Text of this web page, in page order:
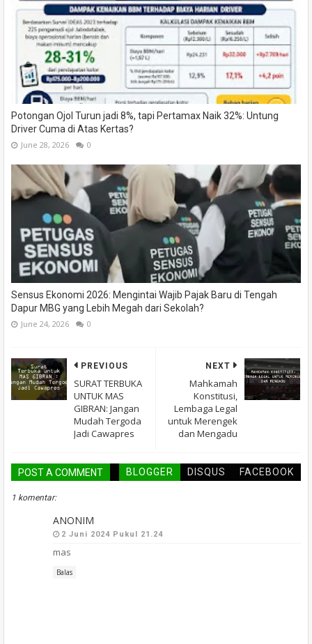
Potongan Ojol Turun jadi 8%, tapi Pertamax Naik 32%: Untung
Driver Cuma di Atas Kertas?
June 28, 2026 0
Sensus Ekonomi 2026: Mengintai Wajib Pajak Baru di Tengah
Dapur MBG yang Lebih Megah dari Sekolah?
June 24, 2026 0
NEXT
Mahkamah
Konstitusi,
Lembaga Legal
untuk Merengek
dan Mengadu
PREVIOUS
SURAT TERBUKA
UNTUK MAS
GIBRAN: Jangan
Mudah Tergoda
Jadi Cawapres
POST A COMMENT BLOGGER DISQUS FACEBOOK
1 komentar:
ANONIM
2 Juni 2024 Pukul 21.24
mas
Balas